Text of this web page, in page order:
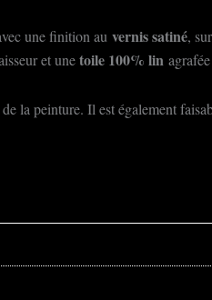
une finition au vernis satiné,
et unetoile 100% lin
la peinture. Il est également